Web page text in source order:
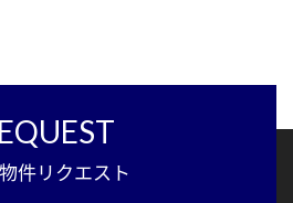
件リクエスト